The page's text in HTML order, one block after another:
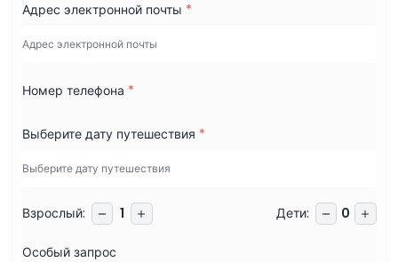
Адрес электронной почты *
Номер телефона *
Выберите дату путешествия *
Взрослый: 1 Дети: 0
Особый запрос